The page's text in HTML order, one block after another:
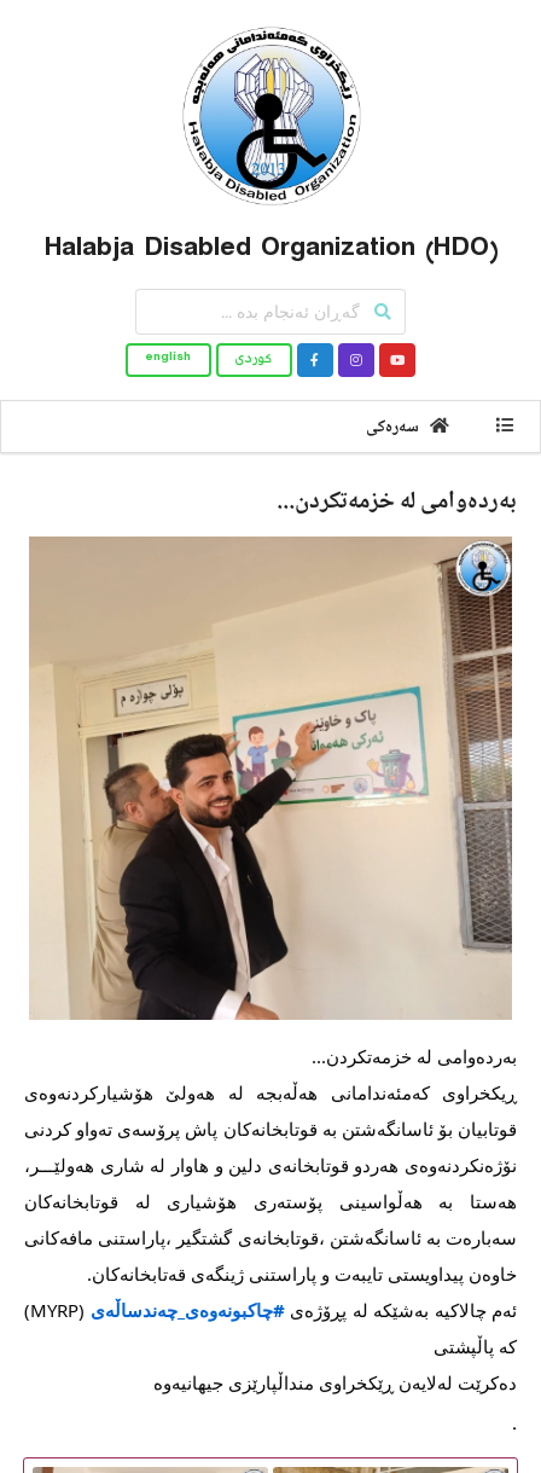
Halabja Disabled Organization (HDO)
کوردى english
سەرەکى
بەردەوامی لە خزمەتکردن...
بەردەوامی لە خزمەتکردن...
خاوەن پیداویستی تایبەت و پاراستنی ژینگەی قەتابخانەكان.
ئەم چالاکیە بەشێکە لە پڕۆژەی #چاکبونەوەی_چەندساڵەی
کە پاڵپشتی
دەکرێت لەلایەن ڕێکخراوی منداڵپارێزی جیهانیەوە
.